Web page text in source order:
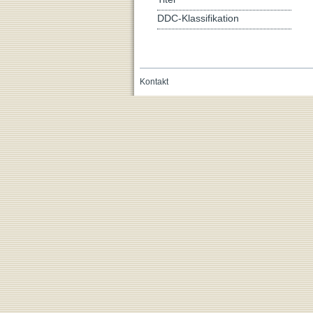
DDC-Klassifikation
Kontakt